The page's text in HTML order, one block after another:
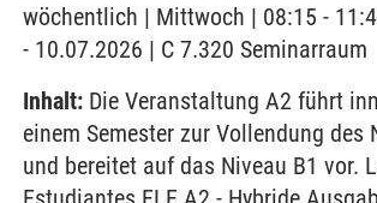
wöchentlich | Mittwoch | 08:15 -
- 10.07.2026 | C 7.320 Seminarraum
Inhalt: Die Veranstaltung A2 führt
einem Semester zur Vollendung des
und bereitet auf das Niveau B1 vor.